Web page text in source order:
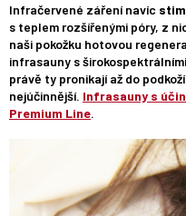
Infračervené záření navíc
s teplem rozšířenými póry, z
naši pokožku hotovou
infrasauny s
právě ty pronikají až do
nejúčinnější. Infrasauny s
Premium Line.